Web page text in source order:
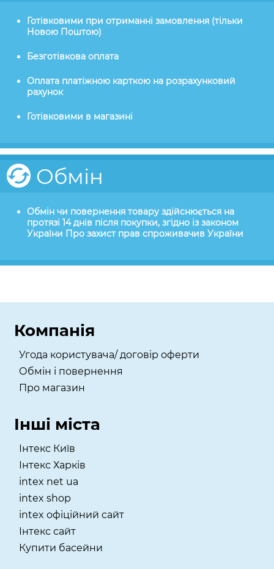
Готівковими при отриманні замовлення (тільки
Новою Поштою)
Безготівкова оплата
Оплата платіжною карткою на розрахунковий
рахунок
Готівковими в магазині
Обмін
Обмін чи повернення товару здійснюється на
протязі 14 днів після покупки, згідно із законом
України Про захист прав спроживачив України
Компанія
Угода користувача/ договір оферти
Обмін і повернення
Про магазин
Інші міста
Інтекс Київ
​Інтекс Харків
intex net ua
intex shop
intex офіційний сайт
Інтекс сайт
Купити басейни